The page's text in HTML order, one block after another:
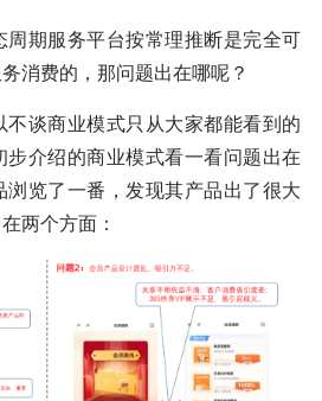
周期服务平台按常理推断是完全可
消费的，那问题出在哪呢？
不谈商业模式只从大家都能看到的
介绍的商业模式看一看问题出在
浏览了一番，发现其产品出了很大
两个方面：